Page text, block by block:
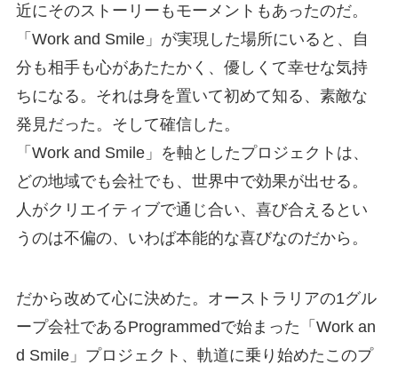
近にそのストーリーもモーメントもあったのだ。
「Work and Smile」が実現した場所にいると、自
分も相手も心があたたかく、優しくて幸せな気持
ちになる。それは身を置いて初めて知る、素敵な
発見だった。そして確信した。
「Work and Smile」を軸としたプロジェクトは、
どの地域でも会社でも、世界中で効果が出せる。
人がクリエイティブで通じ合い、喜び合えるとい
うのは不偏の、いわば本能的な喜びなのだから。
だから改めて心に決めた。オーストラリアの1グル
ープ会社であるProgrammedで始まった「Work an
d Smile」プロジェクト、軌道に乗り始めたこのプ